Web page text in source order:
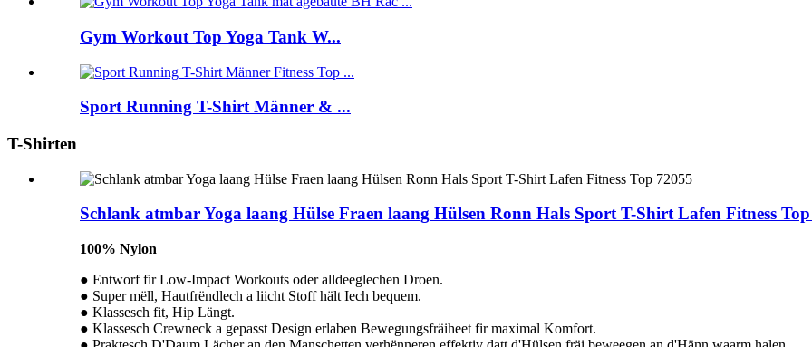
Gym Workout Top Yoga Tank W...
Sport Running T-Shirt Männer & ...
T-Shirten
Schlank atmbar Yoga laang Hülse Fraen laang Hülsen Ronn Hals Sport T-Shirt Lafen Fitness Top
100% Nylon
● Entworf fir Low-Impact Workouts oder alldeeglechen Droen.
● Super mëll, Hautfrëndlech a liicht Stoff hält Iech bequem.
● Klassesch fit, Hip Längt.
● Klassesch Crewneck a gepasst Design erlaben Bewegungsfräiheet fir maximal Komfort.